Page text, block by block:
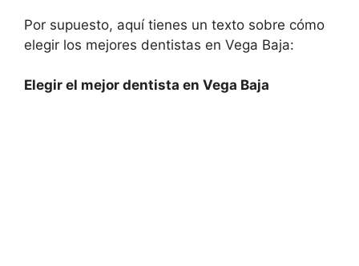
Por supuesto, aquí tienes un texto sobre cómo
elegir los mejores dentistas en Vega Baja:
Elegir el mejor dentista en Vega Baja